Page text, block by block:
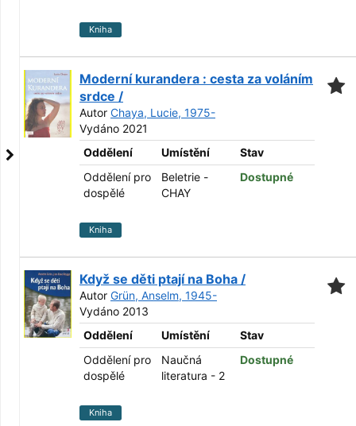
Kniha
Moderní kurandera : cesta za voláním
srdce /
Autor Chaya, Lucie, 1975-
Vydáno 2021
Oddělení
Umístění
Stav
Oddělení pro
dospělé
Beletrie -
CHAY
Dostupné
Kniha
Když se děti ptají na Boha /
Autor Grün, Anselm, 1945-
Vydáno 2013
Oddělení
Umístění
Stav
Oddělení pro
dospělé
Naučná
literatura - 2
Dostupné
Kniha